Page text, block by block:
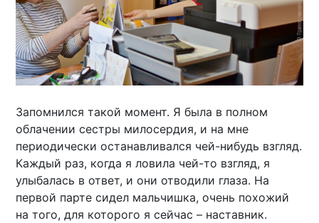
Запомнился такой момент. Я была в полном
облачении сестры милосердия, и на мне
периодически останавливался чей-нибудь взгляд.
Каждый раз, когда я ловила чей-то взгляд, я
улыбалась в ответ, и они отводили глаза. На
первой парте сидел мальчишка, очень похожий
на того, для которого я сейчас – наставник.